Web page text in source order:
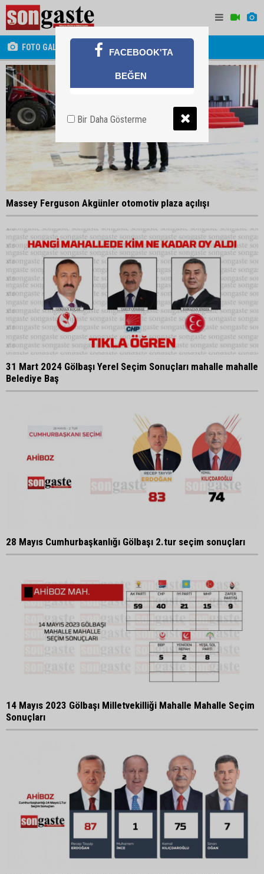
FOTO GALERİ
Massey Ferguson Akgünler otomotiv plaza açılışı
31 Mart 2024 Gölbaşı Yerel Seçim Sonuçları mahalle mahalle
Belediye Baş
28 Mayıs Cumhurbaşkanlığı Gölbaşı 2.tur seçim sonuçları
14 Mayıs 2023 Gölbaşı Milletvekilliği Mahalle Mahalle Seçim
Sonuçları
FACEBOOK'TA
BEĞEN
Bir Daha Gösterme